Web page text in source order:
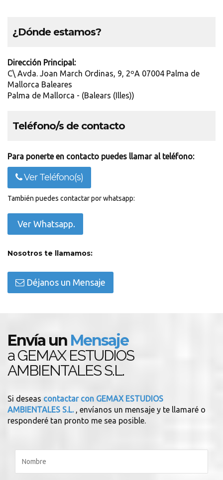
¿Dónde estamos?
Dirección Principal:
C\ Avda. Joan March Ordinas, 9, 2ºA 07004 Palma de
Mallorca Baleares
Palma de Mallorca - (Balears (Illes))
Teléfono/s de contacto
Para ponerte en contacto puedes llamar al teléfono:
Ver Teléfono(s)
También puedes contactar por whatsapp:
Ver Whatsapp.
Nosotros te llamamos:
Déjanos un Mensaje
Envía un Mensaje
a GEMAX ESTUDIOS
AMBIENTALES S.L.
Si deseas contactar con GEMAX ESTUDIOS
AMBIENTALES S.L. , envíanos un mensaje y te llamaré o
responderé tan pronto me sea posible.